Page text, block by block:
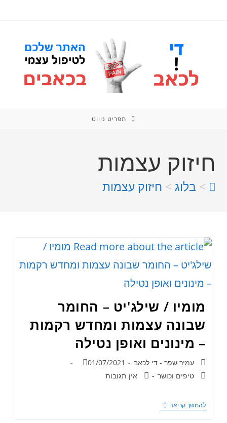
תפריט ניווט
חיזוק עצמות
> בלוג > חיזוק עצמות
מומיו / שילג'יט – החומר
שבונה עצמות ומחדש רקמות
– מינונים ואופן נטילה
עמיר שפר - די לכאב
01/07/2021
טיפים וכושר
אין תגובות
להמשך קריאה